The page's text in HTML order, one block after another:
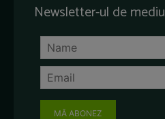
Newsletter-ul de mediu
MĂ ABONEZ